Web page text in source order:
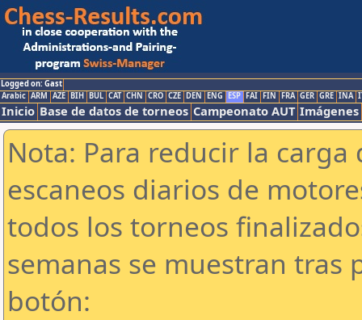
Logged on: Gast
Arabic ARM AZE BIH BUL CAT CHN CRO CZE DEN ENG ESP FAI FIN FRA GER GRE INA
Inicio Base de datos de torneos Campeonato AUT Imágenes
Nota: Para reducir la
escaneos diarios de
todos los torneos
semanas se muestran tras
botón: